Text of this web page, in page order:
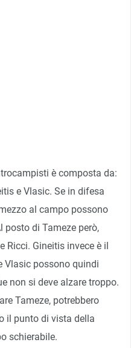
è composta da:
e Vlasic. Se in difesa
al campo possono
posto di Tameze però,
Ricci. Gineitis invece è il
Vlasic possono quindi
non si deve alzare troppo.
Tameze, potrebbero
il punto di vista della
schierabile.